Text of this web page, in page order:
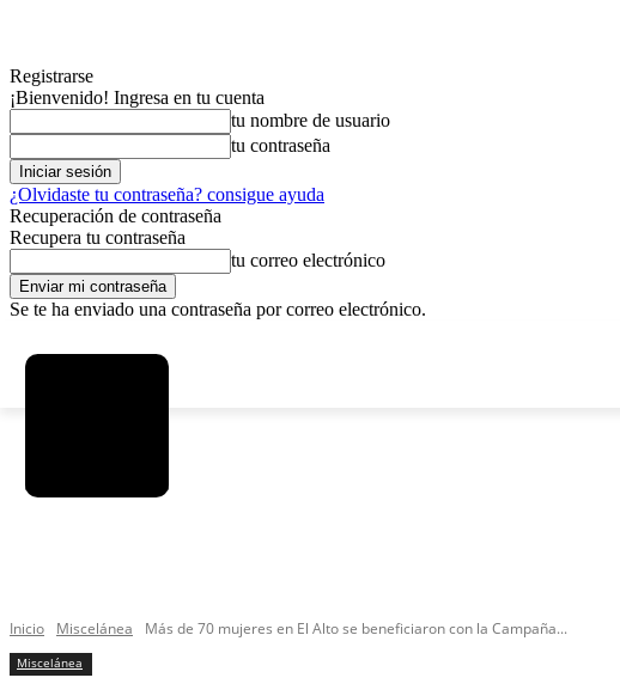
Registrarse
¡Bienvenido! Ingresa en tu cuenta
tu nombre de usuario
tu contraseña
¿Olvidaste tu contraseña? consigue ayuda
Recuperación de contraseña
Recupera tu contraseña
tu correo electrónico
Se te ha enviado una contraseña por correo electrónico.
Inicio Miscelánea Más de 70 mujeres en El Alto se beneficiaron con la Campaña...
Miscelánea